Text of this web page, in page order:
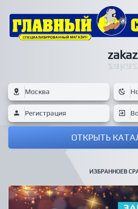
zakaz
Москва
Регистрация
ОТКРЫТЬ
ИЗБРАННОЕВ